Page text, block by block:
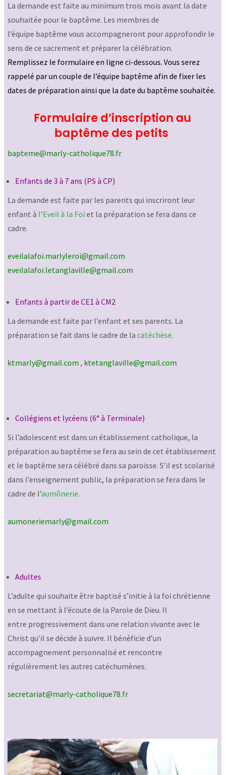
La demande est faite au minimum trois mois avant la date
souhaitée pour le baptême. Les membres de
l’équipe baptême vous accompagneront pour approfondir le
sens de ce sacrement et préparer la célébration.
Remplissez le formulaire en ligne ci-dessous. Vous serez
rappelé par un couple de l’équipe baptême afin de fixer les
dates de préparation ainsi que la date du baptême souhaitée.
Formulaire d’inscription au
baptême des petits
bapteme@marly-catholique78.fr
Enfants de 3 à 7 ans (PS à CP)
La demande est faite par les parents qui inscriront leur
enfant à l’Eveil à la Foi et la préparation se fera dans ce
cadre.
eveilalafoi.marlyleroi@gmail.com
eveilalafoi.letanglaville@gmail.com
Enfants à partir de CE1 à CM2
La demande est faite par l’enfant et ses parents. La
préparation se fait dans le cadre de la catéchèse.
ktmarly@gmail.com , ktetanglaville@gmail.com
Collégiens et lycéens (6° à Terminale)
Si l’adolescent est dans un établissement catholique, la
préparation au baptême se fera au sein de cet établissement
et le baptême sera célébré dans sa paroisse. S’il est scolarisé
dans l’enseignement public, la préparation se fera dans le
cadre de l’aumônerie.
aumoneriemarly@gmail.com
Adultes
L’adulte qui souhaite être baptisé s’initie à la foi chrétienne
en se mettant à l’écoute de la Parole de Dieu. Il
entre progressivement dans une relation vivante avec le
Christ qu’il se décide à suivre. Il bénéficie d’un
accompagnement personnalisé et rencontre
régulièrement les autres catéchumènes.
secretariat@marly-catholique78.fr